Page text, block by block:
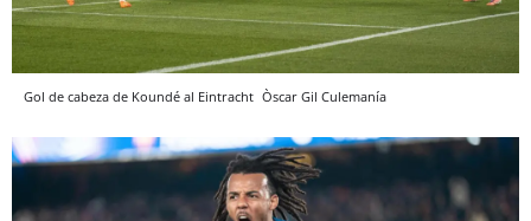
Gol de cabeza de Koundé al Eintracht Òscar Gil Culemanía